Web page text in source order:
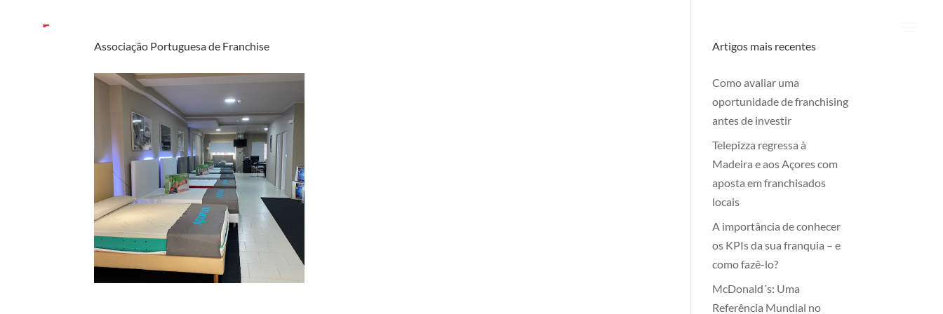
Associação Portuguesa de Franchise Artigos mais recentes
Como avaliar uma
oportunidade de franchising
antes de investir
Telepizza regressa à
Madeira e aos Açores com
aposta em franchisados
locais
A importância de conhecer
os KPIs da sua franquia – e
como fazê-lo?
McDonald´s: Uma
Referência Mundial no